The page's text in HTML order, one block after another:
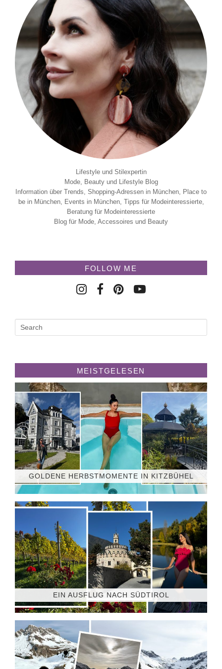
Lifestyle und Stilexpertin
Mode, Beauty und Lifestyle Blog
Information über Trends, Shopping-Adressen in München, Place to
be in München, Events in München, Tipps für Modeinteressierte,
Beratung für Modeinteressierte
Blog für Mode, Accessoires und Beauty
FOLLOW ME
MEISTGELESEN
GOLDENE HERBSTMOMENTE IN KITZBÜHEL
EIN AUSFLUG NACH SÜDTIROL